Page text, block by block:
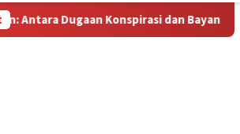
dan Bayang-Bayang “Makelar